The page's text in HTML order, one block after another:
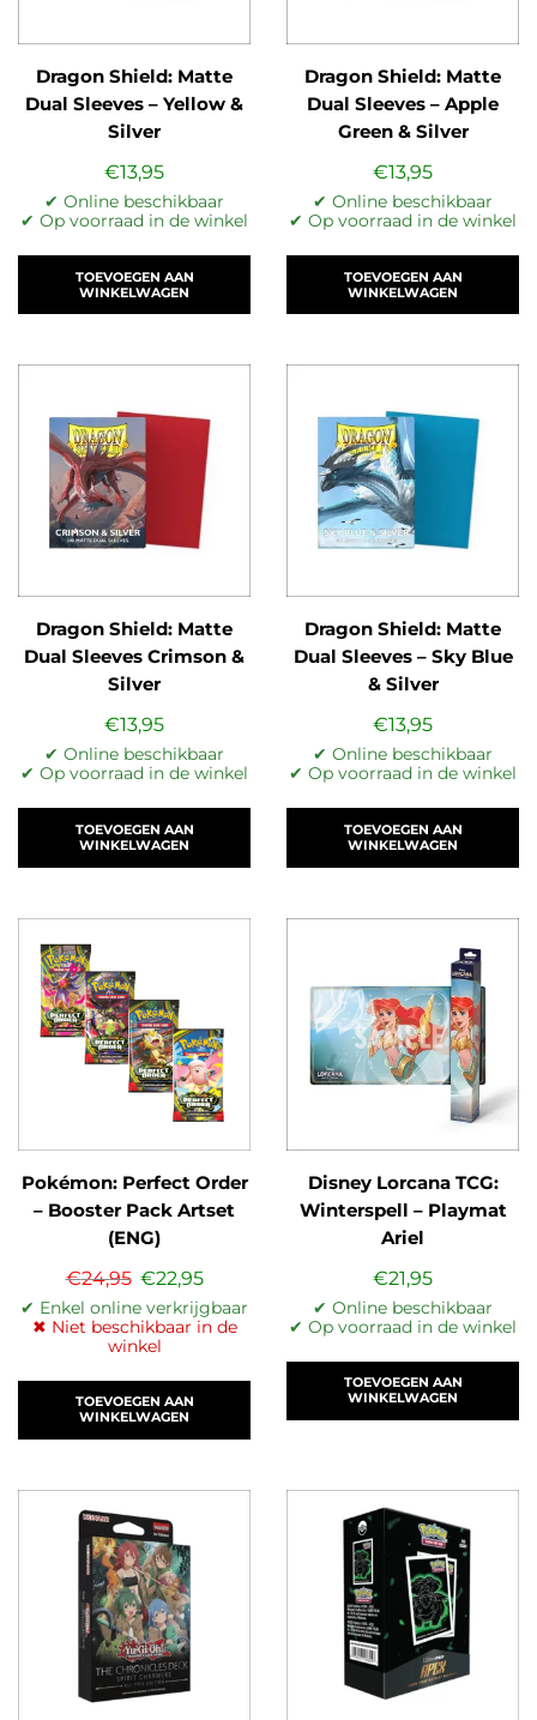
Dragon Shield: Matte
Dual Sleeves – Yellow &
Silver
€13,95
✔ Online beschikbaar
✔ Op voorraad in de winkel
TOEVOEGEN AAN
WINKELWAGEN
Dragon Shield: Matte
Dual Sleeves – Apple
Green & Silver
€13,95
✔ Online beschikbaar
✔ Op voorraad in de winkel
TOEVOEGEN AAN
WINKELWAGEN
Dragon Shield: Matte
Dual Sleeves Crimson &
Silver
€13,95
✔ Online beschikbaar
✔ Op voorraad in de winkel
TOEVOEGEN AAN
WINKELWAGEN
Dragon Shield: Matte
Dual Sleeves – Sky Blue
& Silver
€13,95
✔ Online beschikbaar
✔ Op voorraad in de winkel
TOEVOEGEN AAN
WINKELWAGEN
Pokémon: Perfect Order
– Booster Pack Artset
(ENG)
€24,95 €22,95
✔ Enkel online verkrijgbaar
✖ Niet beschikbaar in de
winkel
TOEVOEGEN AAN
WINKELWAGEN
Disney Lorcana TCG:
Winterspell – Playmat
Ariel
€21,95
✔ Online beschikbaar
✔ Op voorraad in de winkel
TOEVOEGEN AAN
WINKELWAGEN